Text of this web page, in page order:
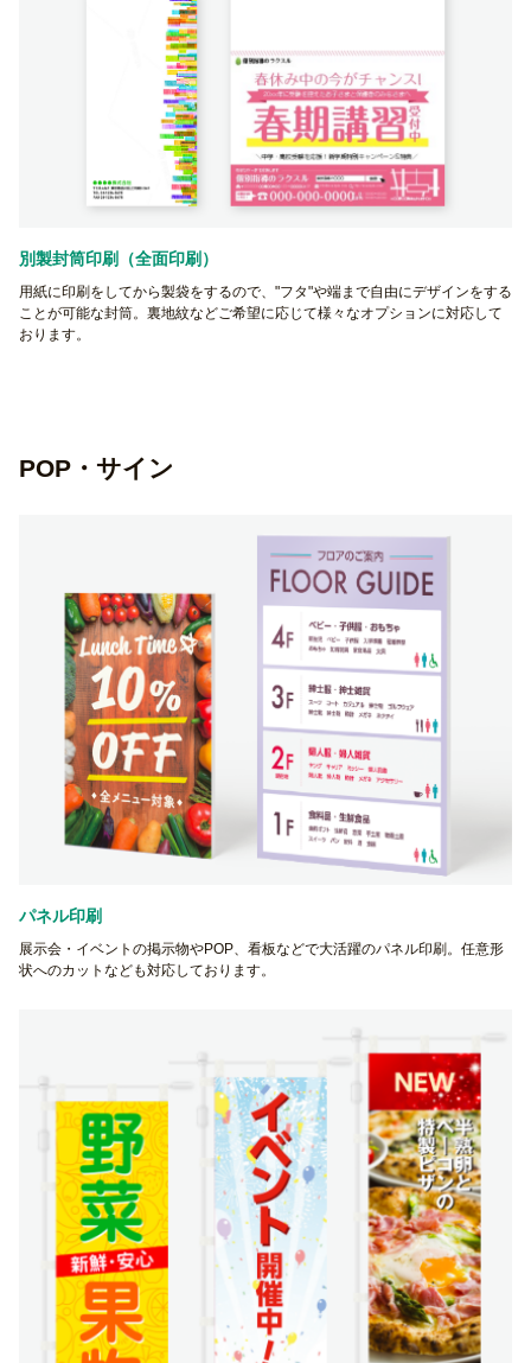
別製封筒印刷（全面印刷）
用紙に印刷をしてから製袋をするので、"フタ"や端まで自由にデザインをする
ことが可能な封筒。裏地紋などご希望に応じて様々なオプションに対応して
おります。
POP・サイン
パネル印刷
展示会・イベントの掲示物やPOP、看板などで大活躍のパネル印刷。任意形
状へのカットなども対応しております。